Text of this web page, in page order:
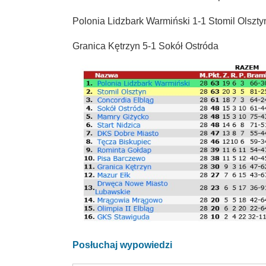
Polonia Lidzbark Warmiński 1-1 Stomil
Granica Kętrzyn 5-1 Sokół Ostróda
Posłuchaj wypowiedzi